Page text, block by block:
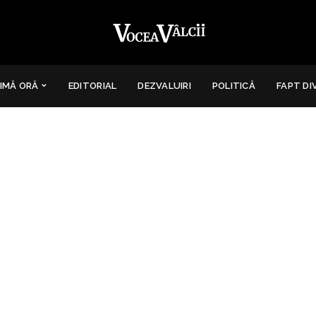
ORĂ EDITORIAL DEZVALUIRI POLITICĂ FAPT